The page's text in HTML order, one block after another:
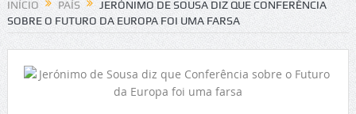
INÍCIO PAÍS
JERÓNIMO DE SOUSA DIZ QUE CONFERÊNCIA
SOBRE O FUTURO DA EUROPA FOI UMA FARSA